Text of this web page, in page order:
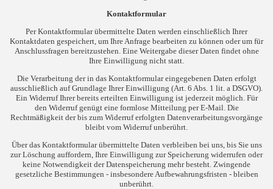
Kontaktformular
Per Kontaktformular übermittelte Daten werden einschließlich Ihrer
Kontaktdaten gespeichert, um Ihre Anfrage bearbeiten zu können oder um für
Anschlussfragen bereitzustehen. Eine Weitergabe dieser Daten findet ohne
Ihre Einwilligung nicht statt.
Die Verarbeitung der in das Kontaktformular eingegebenen Daten erfolgt
ausschließlich auf Grundlage Ihrer Einwilligung (Art. 6 Abs. 1 lit. a DSGVO).
Ein Widerruf Ihrer bereits erteilten Einwilligung ist jederzeit möglich. Für
den Widerruf genügt eine formlose Mitteilung per E-Mail. Die
Rechtmäßigkeit der bis zum Widerruf erfolgten Datenverarbeitungsvorgänge
bleibt vom Widerruf unberührt.
Über das Kontaktformular übermittelte Daten verbleiben bei uns, bis Sie uns
zur Löschung auffordern, Ihre Einwilligung zur Speicherung widerrufen oder
keine Notwendigkeit der Datenspeicherung mehr besteht. Zwingende
gesetzliche Bestimmungen - insbesondere Aufbewahrungsfristen - bleiben
unberührt.